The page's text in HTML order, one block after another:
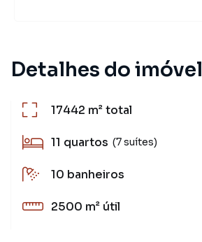
Detalhes do imóvel
17442 m²total
11 quartos (7 suítes)
10 banheiros
2500 m² útil